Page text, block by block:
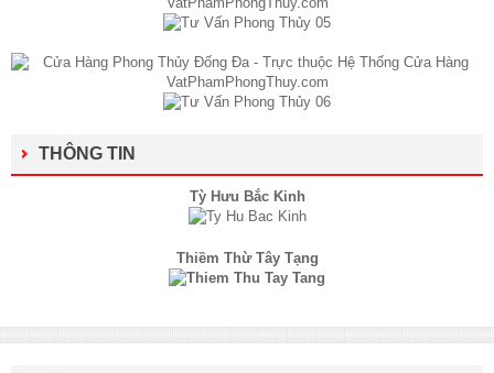
THÔNG TIN
Tỳ Hưu Bắc Kinh
Thiềm Thừ Tây Tạng